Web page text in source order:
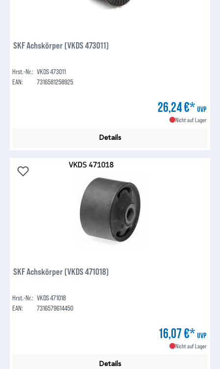
SKF Achskörper (VKDS 473011)
Hrst.-Nr.: VKDS 473011
EAN:
7316581258925
26,24 €* UVP
Nicht auf Lager
Details
SKF Achskörper (VKDS 471018)
Hrst.-Nr.: VKDS 471018
EAN:
7316579614450
16,07 €* UVP
Nicht auf Lager
Details